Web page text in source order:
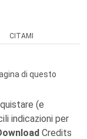
CITAMI
di questo
(e
indicazioni per
Credits